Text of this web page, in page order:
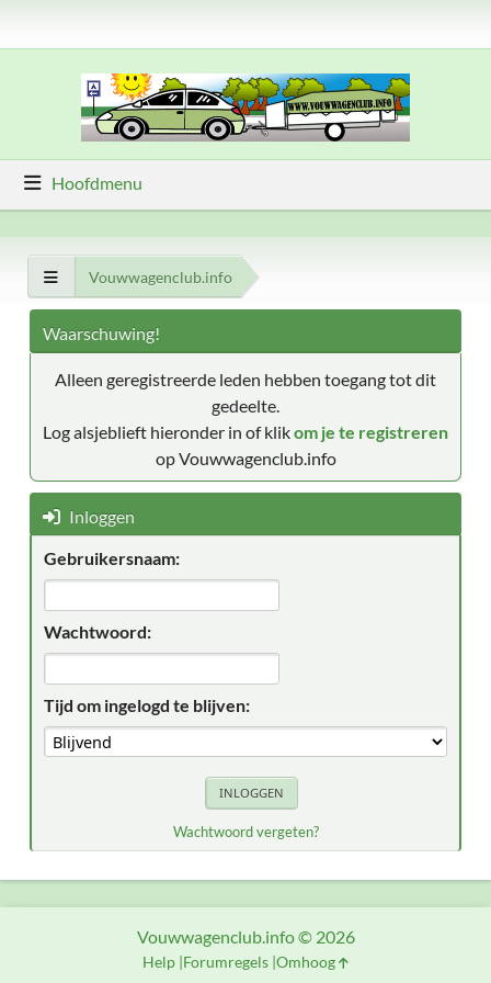
Hoofdmenu
Vouwwagenclub.info
Waarschuwing!
Alleen geregistreerde leden hebben toegang tot dit
gedeelte.
Log alsjeblieft hieronder in of klikom je te registreren
op Vouwwagenclub.info
Inloggen
Gebruikersnaam:
Wachtwoord:
Tijd om ingelogd te blijven:
Wachtwoord vergeten?
Vouwwagenclub.info © 2026
Help Forumregels Omhoog